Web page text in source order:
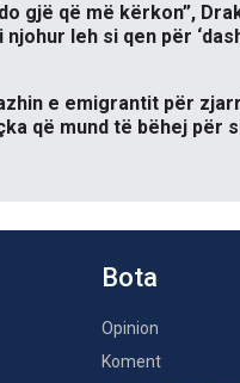
gjë që më kërkon”,
leh si qen për
e emigrantit për
që mund të bëhej për
Bota
Opinion
Koment